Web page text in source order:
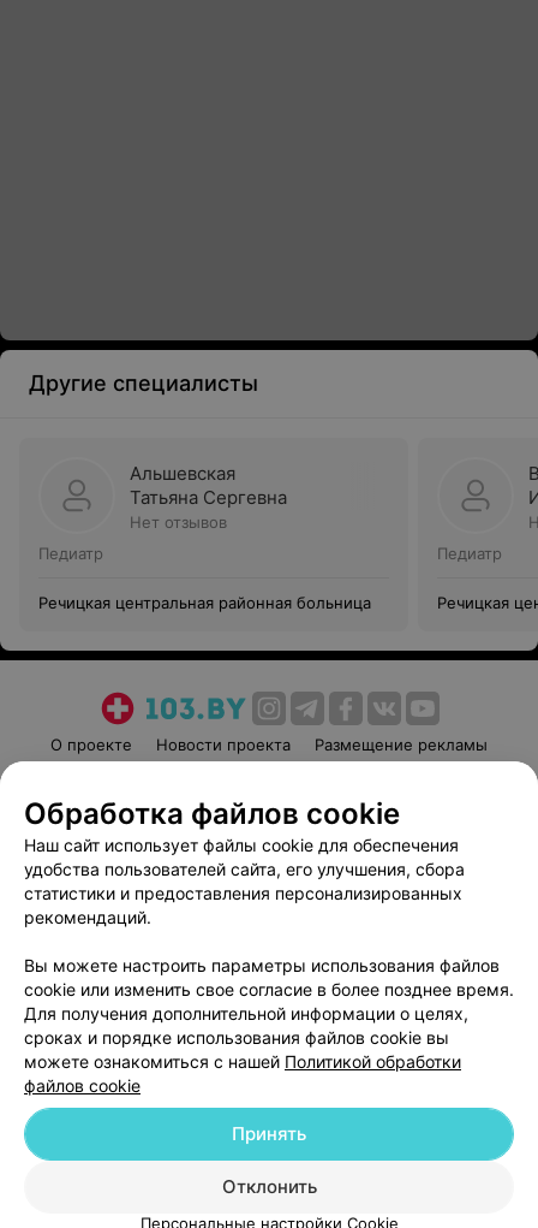
Другие специалисты
Альшевская
Татьяна Сергевна
Нет отзывов
Педиатр
Речицкая центральная районная больница
Педиатр
Речицкая
О проекте Новости проекта
Размещение рекламы
Пользовательское соглашение
Способы оплаты
Вакансии
Партнеры
Написать руководителю 103.by
Обработка персональных данных
© 2026 ООО «Артокс Лаб», УНП 191700409
| 220012, Республика Беларусь,
Служба поддержки +375 291212755
Обработка файлов cookie
Наш сайт использует файлы cookie для обеспечения
удобства пользователей сайта, его улучшения, сбора
статистики и предоставления персонализированных
рекомендаций.
Вы можете настроить параметры использования файлов
cookie или изменить свое согласие в более позднее время.
Для получения дополнительной информации о целях,
сроках и порядке использования файлов cookie вы
можете ознакомиться с нашей Политикой обработки
файлов cookie
Отклонить
Принять
Персональные настройки Cookie